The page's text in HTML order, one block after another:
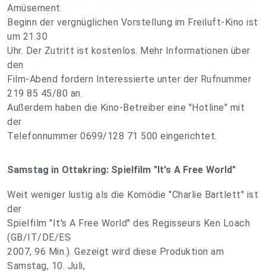
Amüsement.
Beginn der vergnüglichen Vorstellung im Freiluft-Kino ist
um 21.30
Uhr. Der Zutritt ist kostenlos. Mehr Informationen über
den
Film-Abend fordern Interessierte unter der Rufnummer
219 85 45/80 an.
Außerdem haben die Kino-Betreiber eine "Hotline" mit
der
Telefonnummer 0699/128 71 500 eingerichtet.
Samstag in Ottakring: Spielfilm "It's A Free World"
Weit weniger lustig als die Komödie "Charlie Bartlett" ist
der
Spielfilm "It's A Free World" des Regisseurs Ken Loach
(GB/IT/DE/ES
2007, 96 Min.). Gezeigt wird diese Produktion am
Samstag, 10. Juli,